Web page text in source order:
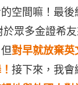
空間嘛！最後
於眾多金證希
對早就放棄英
接下來，我會